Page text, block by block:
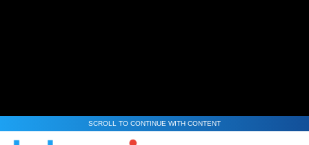
SCROLL TO CONTINUE WITH CONTENT